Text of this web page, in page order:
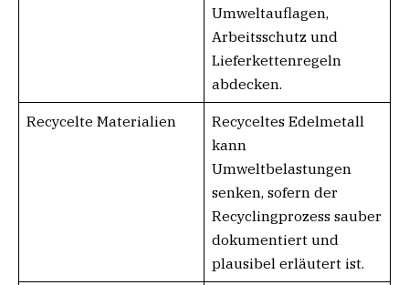
Umweltauflagen,
Arbeitsschutz und
Lieferkettenregeln
abdecken.
Recycelte Materialien
Recyceltes Edelmetall
kann
Umweltbelastungen
senken, sofern der
Recyclingprozess sauber
dokumentiert und
plausibel erläutert ist.